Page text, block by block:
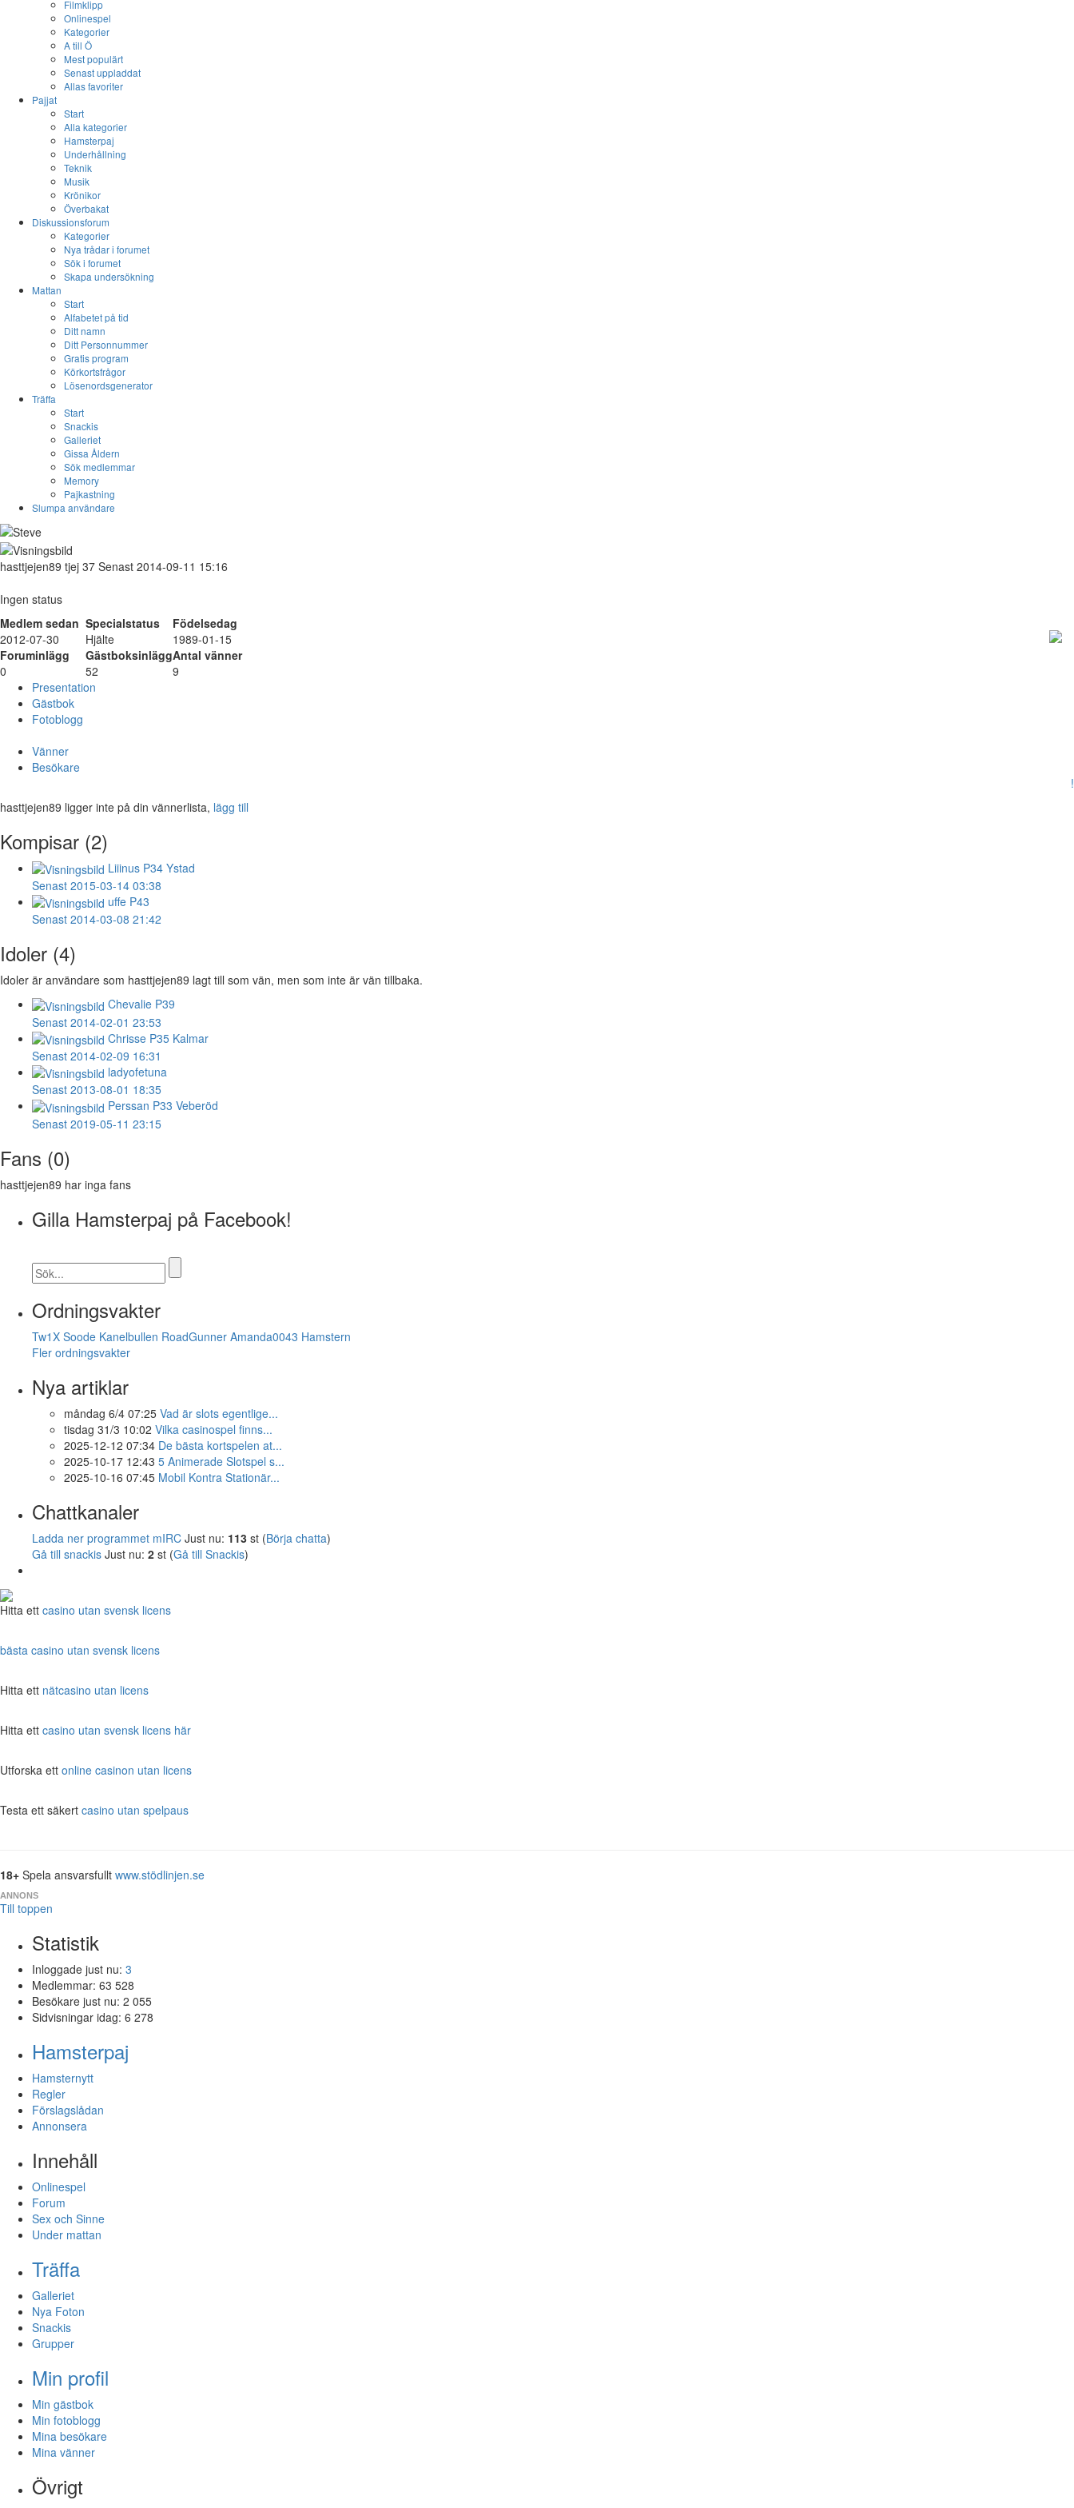
Filmklipp
Onlinespel
Kategorier
A till Ö
Mest populärt
Senast uppladdat
Allas favoriter
Pajjat
Start
Alla kategorier
Hamsterpaj
Underhållning
Teknik
Musik
Krönikor
Överbakat
Diskussionsforum
Kategorier
Nya trådar i forumet
Sök i forumet
Skapa undersökning
Mattan
Start
Alfabetet på tid
Ditt namn
Ditt Personnummer
Gratis program
Körkortsfrågor
Lösenordsgenerator
Träffa
Start
Snackis
Galleriet
Gissa Åldern
Sök medlemmar
Memory
Pajkastning
Slumpa användare
hasttjejen89 tjej 37 Senast 2014-09-11 15:16
Ingen status
Medlem sedan Specialstatus
Födelsedag
2012-07-30
Hjälte
1989-01-15
Foruminlägg
GästboksinläggAntal vänner
0
52
9
Presentation
Gästbok
Fotoblogg
Vänner
Besökare
!
hasttjejen89 ligger inte på din vännerlista, lägg till
Kompisar (2)
Liiinus P34 Ystad
Senast 2015-03-14 03:38
uffe P43
Senast 2014-03-08 21:42
Idoler (4)
Idoler är användare som hasttjejen89 lagt till som vän, men som inte är vän tillbaka.
Chevalie P39
Senast 2014-02-01 23:53
Chrisse P35 Kalmar
Senast 2014-02-09 16:31
ladyofetuna
Senast 2013-08-01 18:35
Perssan P33 Veberöd
Senast 2019-05-11 23:15
Fans (0)
hasttjejen89 har inga fans
Gilla Hamsterpaj på Facebook!
Ordningsvakter
Tw1X Soode Kanelbullen RoadGunner Amanda0043 Hamstern
Fler ordningsvakter
Nya artiklar
måndag 6/4 07:25 Vad är slots egentlige...
tisdag 31/3 10:02 Vilka casinospel finns...
2025-12-12 07:34 De bästa kortspelen at...
2025-10-17 12:43 5 Animerade Slotspel s...
2025-10-16 07:45 Mobil Kontra Stationär...
Chattkanaler
Ladda ner programmet mIRC Just nu: 113 st (Börja chatta)
Gå till snackis Just nu: 2 st (Gå till Snackis)
Hitta ett casino utan svensk licens
bästa casino utan svensk licens
Hitta ett nätcasino utan licens
Hitta ett casino utan svensk licens här
Utforska ett online casinon utan licens
Testa ett säkert casino utan spelpaus
18+ Spela ansvarsfullt www.stödlinjen.se
ANNONS
Till toppen
Statistik
Inloggade just nu: 3
Medlemmar: 63 528
Besökare just nu: 2 055
Sidvisningar idag: 6 278
Hamsterpaj
Hamsternytt
Regler
Förslagslådan
Annonsera
Innehåll
Onlinespel
Forum
Sex och Sinne
Under mattan
Träffa
Galleriet
Nya Foton
Snackis
Grupper
Min profil
Min gästbok
Min fotoblogg
Mina besökare
Mina vänner
Övrigt